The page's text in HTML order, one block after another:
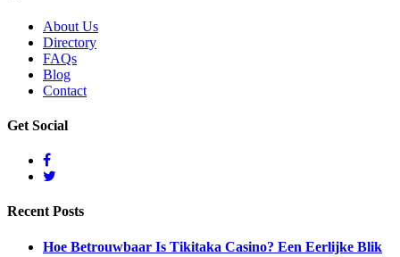
About Us
Directory
FAQs
Blog
Contact
Get Social
Recent Posts
Hoe Betrouwbaar Is Tikitaka Casino? Een Eerlijke Blik